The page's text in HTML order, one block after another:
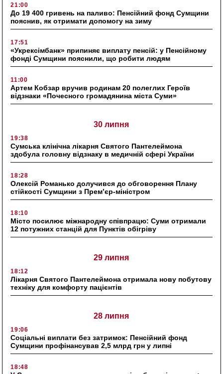
21:00
До 19 400 гривень на паливо: Пенсійний фонд Сумщини
пояснив, як отримати допомогу на зиму
17:51
«Укрексімбанк» припиняє виплату пенсій: у Пенсійному
фонді Сумщини пояснили, що робити людям
11:00
Артем Кобзар вручив родинам 20 полеглих Героїв
відзнаки «Почесного громадянина міста Суми»
30 липня
19:38
Сумська клінічна лікарня Святого Пантелеймона
здобула головну відзнаку в медичній сфері України
18:28
Олексій Романько долучився до обговорення Плану
стійкості Сумщини з Прем’єр-міністром
18:10
Місто посилює міжнародну співпрацю: Суми отримали
12 потужних станцій для Пунктів обігріву
29 липня
18:12
Лікарня Святого Пантелеймона отримала нову побутову
техніку для комфорту пацієнтів
28 липня
19:06
Соціальні виплати без затримок: Пенсійний фонд
Сумщини профінансував 2,5 млрд грн у липні
18:48